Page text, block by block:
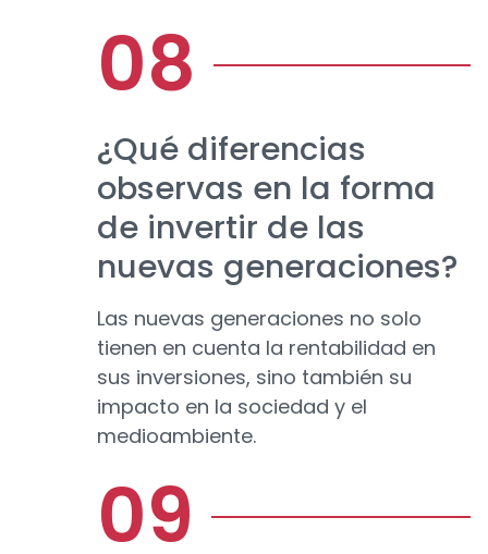
¿Qué diferencias
observas en la forma
de invertir de las
nuevas generaciones?
Las nuevas generaciones no solo
tienen en cuenta la rentabilidad en
sus inversiones, sino también su
impacto en la sociedad y el
medioambiente.